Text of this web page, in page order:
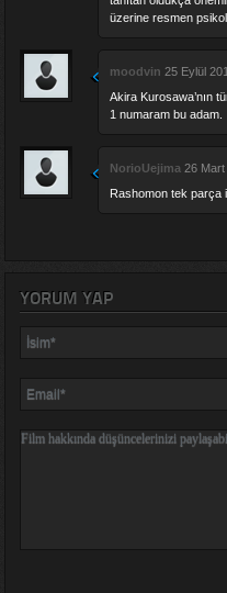
üzerine resmen
moodvin 25 Eylül
Akira Kurosawa’nın
1 numaram bu adam.
NorioUejima 26 Mart
Rashomon tek parça
YORUM YAP